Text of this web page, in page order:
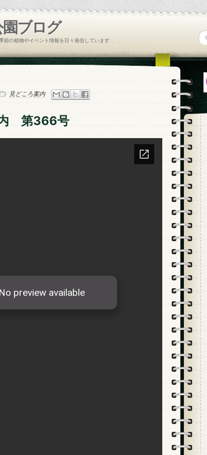
ブログ
の植物やイベント情報を日々発信しています．
見どころ案内
第366号